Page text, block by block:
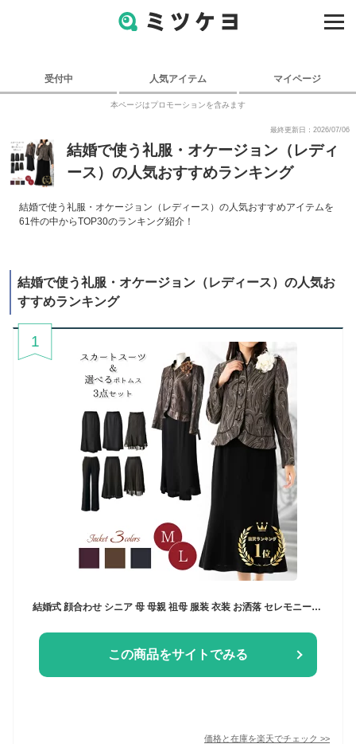
受付中 人気アイテム マイページ
本ページはプロモーションを含みます
最終更新日：2026/07/06
結婚で使う礼服・オケージョン（レディ
ース）の人気おすすめランキング
結婚で使う礼服・オケージョン（レディース）の人気おすすめアイテムを
61件の中からTOP30のランキング紹介！
結婚で使う礼服・オケージョン（レディース）の人気お
すすめランキング
1
この商品をサイトでみる
価格と在庫を楽天でチェック >>